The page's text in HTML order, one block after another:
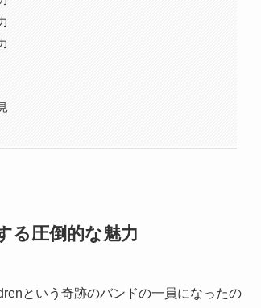
る圧倒的な魅力
という奇跡のバンドの一員になったの